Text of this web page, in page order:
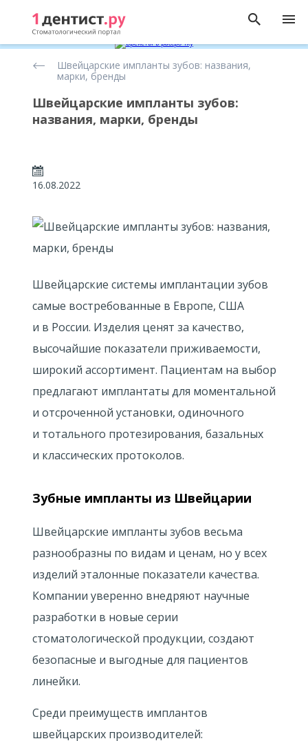
имплантации
Швейцарские импланты зубов: названия,
марки, бренды
Швейцарские импланты зубов:
названия, марки, бренды
16.08.2022
Швейцарские системы имплантации зубов
самые востребованные в Европе, США
и в России. Изделия ценят за качество,
высочайшие показатели приживаемости,
широкий ассортимент. Пациентам на выбор
предлагают имплантаты для моментальной
и отсроченной установки, одиночного
и тотального протезирования, базальных
и классических протоколов.
Зубные импланты из Швейцарии
Швейцарские импланты зубов весьма
разнообразны по видам и ценам, но у всех
изделий эталонные показатели качества.
Компании уверенно внедряют научные
разработки в новые серии
стоматологической продукции, создают
безопасные и выгодные для пациентов
линейки.
Среди преимуществ имплантов
швейцарских производителей: